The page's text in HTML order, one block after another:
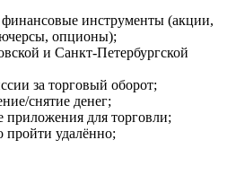
финансовые инструменты (акции,
опционы);
и Санкт-Петербургской
за торговый оборот;
снятие денег;
для торговли;
удалённо;